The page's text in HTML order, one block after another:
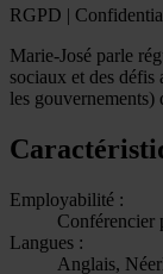
RGPD |
Marie-José parle
sociaux et des défis
les gouvernements)
Employabilité :
Conférencier
Langues :
Anglais,